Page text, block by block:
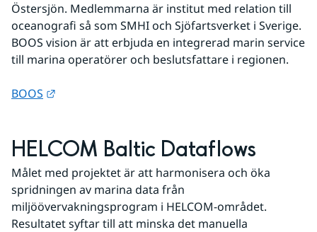
Östersjön. Medlemmarna är institut med relation till
oceanografi så som SMHI och Sjöfartsverket i Sverige.
BOOS vision är att erbjuda en integrerad marin service
till marina operatörer och beslutsfattare i regionen.
BOOS
HELCOM Baltic Dataflows
Målet med projektet är att harmonisera och öka
spridningen av marina data från
miljöövervakningsprogram i HELCOM-området.
Resultatet syftar till att minska det manuella